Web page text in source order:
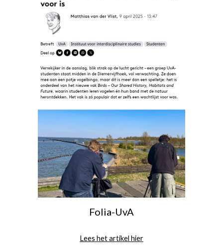
Folia-UvA
Lees het artikel hier